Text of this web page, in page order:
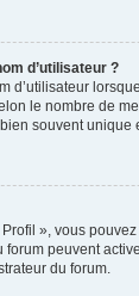
d’utilisateur ?
d’utilisateur
le nombre de
souvent
», vous
peuvent
du forum.